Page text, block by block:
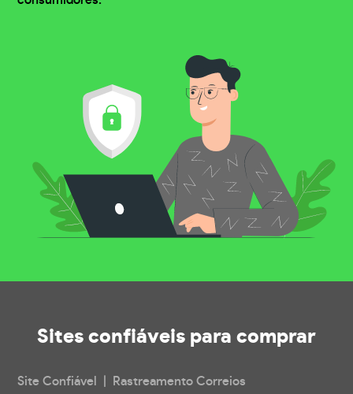
Sites confiáveis para comprar
Site Confiável | Rastreamento Correios